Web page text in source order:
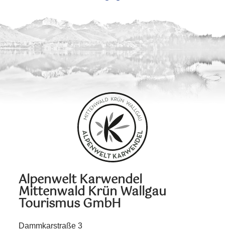
Alpenwelt Karwendel
Mittenwald Krün Wallgau
Tourismus GmbH
Dammkarstraße 3